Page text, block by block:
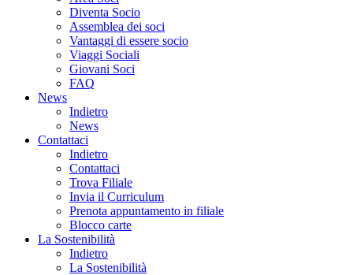
Diventa Socio
Assemblea dei soci
Vantaggi di essere socio
Viaggi Sociali
Giovani Soci
FAQ
News
Indietro
News
Contattaci
Indietro
Contattaci
Trova Filiale
Invia il Curriculum
Prenota appuntamento in filiale
Blocco carte
La Sostenibilità
Indietro
La Sostenibilità